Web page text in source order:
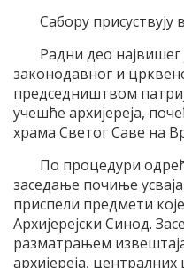
Сабору
Радни део највишег
законодавног и
председништвом
учешће архијереја,
храма Светог Саве на
По процедури
заседање почиње
приспели предмети
Архијерејски Синод.
разматрањем
архијереја,